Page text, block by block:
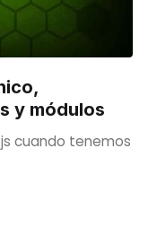
y módulos
cuando tenemos